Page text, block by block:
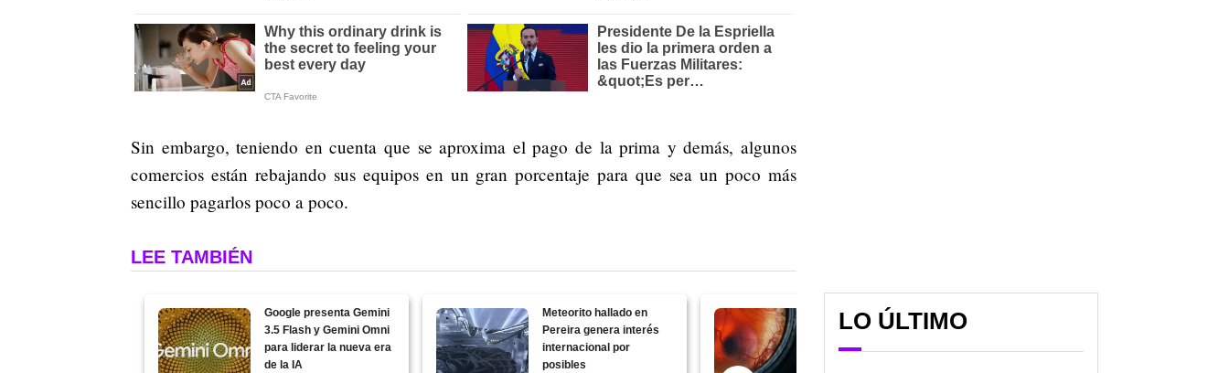
Sin embargo, teniendo en cuenta que se aproxima el pago de la prima y demás, algunos
comercios están rebajando sus equipos en un gran porcentaje para que sea un poco más
sencillo pagarlos poco a poco.
LEE TAMBIÉN
Google presenta Gemini
3.5 Flash y Gemini Omni
para liderar la nueva era
de la IA
Meteorito hallado en
Pereira genera interés
internacional por
posibles
Colossal Biosciences
anuncia nacimiento de
polluelos en huevo
LO ÚLTIMO